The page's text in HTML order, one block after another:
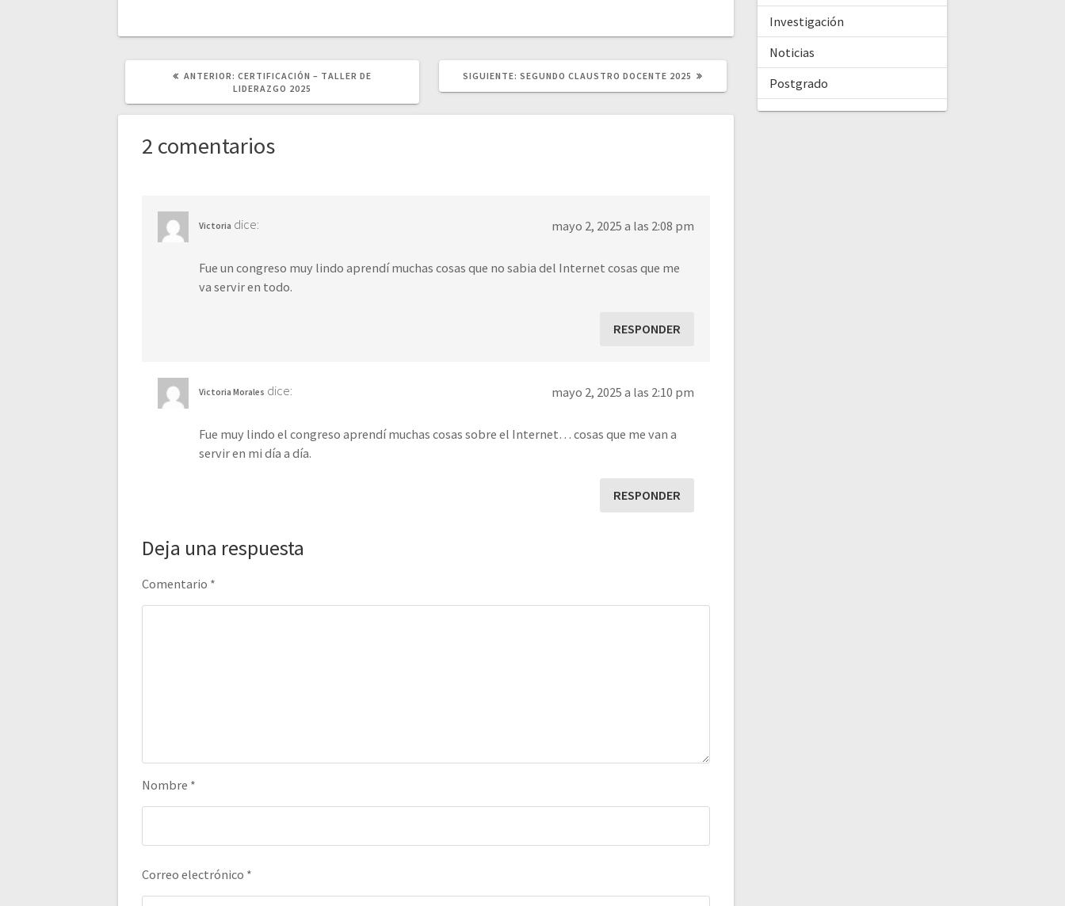
ANTERIOR: CERTIFICACIÓN – TALLER DE
LIDERAZGO 2025
SIGUIENTE: SEGUNDO CLAUSTRO DOCENTE 2025
2 comentarios
Victoria dice: mayo 2, 2025 a las 2:08 pm
Fue un congreso muy lindo aprendí muchas cosas que no sabia del Internet cosas que me
va servir en todo.
RESPONDER
Victoria Morales dice: mayo 2, 2025 a las 2:10 pm
Fue muy lindo el congreso aprendí muchas cosas sobre el Internet… cosas que me van a
servir en mi día a día.
RESPONDER
Deja una respuesta
Comentario *
Nombre *
Correo electrónico *
Investigación
Noticias
Postgrado